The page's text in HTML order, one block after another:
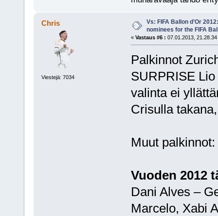
Chris
Viestejä: 7034
Vs: FIFA Ballon d’Or
nominees for the FIFA
« Vastaus #6 : 07.01.2013, 21.28.34
Palkinnot
SURPRISE
valinta ei
Crisulla
Muut palkinnot:
Vuoden 2012
Dani Alves –
Marcelo, Xabi